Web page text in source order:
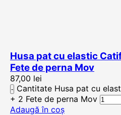
Husa pat cu elastic
Fete de perna Mov
87,00 lei
Cantitate Husa pat cu
+ 2 Fete de perna Mov
Adaugă în coș